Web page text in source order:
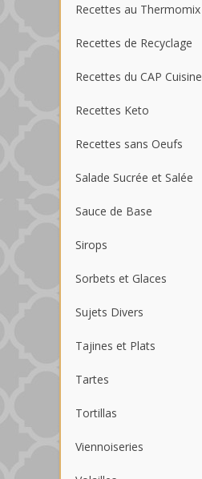
Recettes au Thermomix
Recettes de Recyclage
Recettes du CAP Cuisine
Recettes Keto
Recettes sans Oeufs
Salade Sucrée et Salée
Sauce de Base
Sirops
Sorbets et Glaces
Sujets Divers
Tajines et Plats
Tartes
Tortillas
Viennoiseries